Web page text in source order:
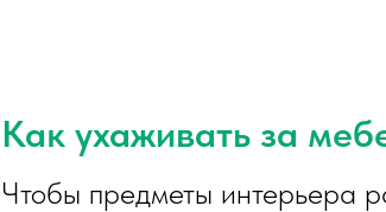
Как ухаживать за
Чтобы предметы интерьера